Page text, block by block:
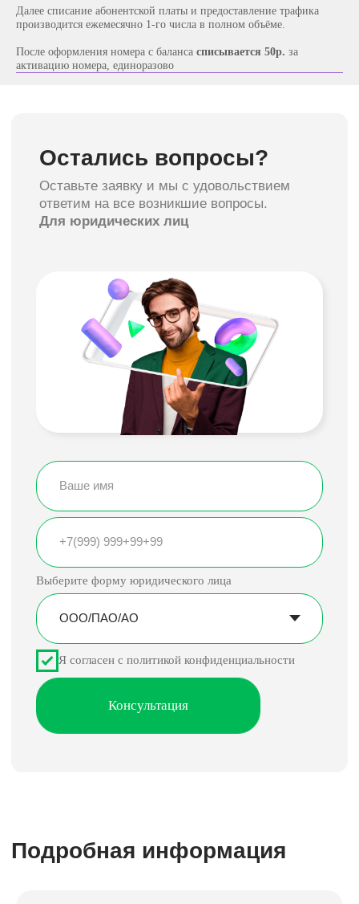
Далее списание абонентской платы и предоставление трафика
производится ежемесячно 1-го числа в полном объёме.
После оформления номера с баланса списывается 50р. за
активацию номера, единоразово
Подробная информация